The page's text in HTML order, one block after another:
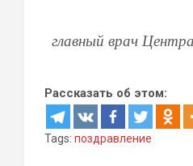
главный врач
Рассказать об этом:
Tags: поздравление